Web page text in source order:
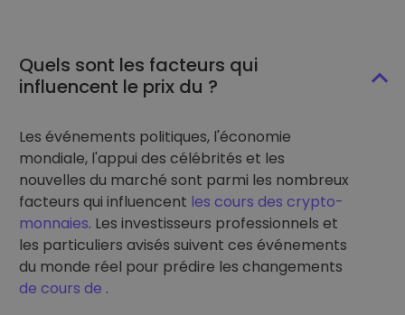
Quels sont les facteurs qui
influencent le prix du ?
Les événements politiques, l'économie
mondiale, l'appui des célébrités et les
nouvelles du marché sont parmi les nombreux
facteurs qui influencent les cours des crypto-
monnaies. Les investisseurs professionnels et
les particuliers avisés suivent ces événements
du monde réel pour prédire les changements
de cours de .